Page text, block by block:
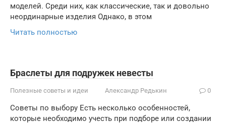
моделей. Среди них, как классические, так и довольно
неординарные изделия Однако, в этом
Читать полностью
Браслеты для подружек невесты
Полезные советы и идеи Александр Редькин 0
Советы по выбору Есть несколько особенностей,
которые необходимо учесть при подборе или создании